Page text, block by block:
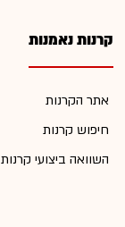
קרנות נאמנות
אתר הקרנות
חיפוש קרנות
השוואה ביצועי קרנות